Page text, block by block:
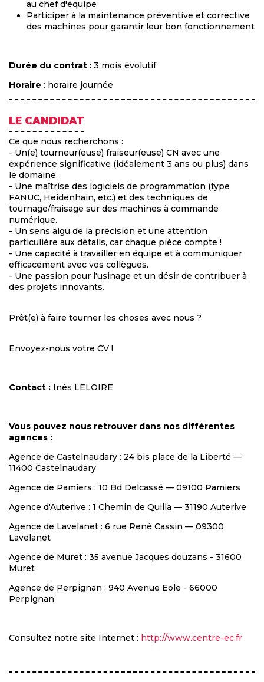
au chef d'équipe
Participer à la maintenance préventive et corrective
des machines pour garantir leur bon fonctionnement
Durée du contrat : 3 mois évolutif
Horaire : horaire journée
LE CANDIDAT
Ce que nous recherchons :
- Un(e) tourneur(euse) fraiseur(euse) CN avec une
expérience significative (idéalement 3 ans ou plus) dans
le domaine.
- Une maîtrise des logiciels de programmation (type
FANUC, Heidenhain, etc.) et des techniques de
tournage/fraisage sur des machines à commande
numérique.
- Un sens aigu de la précision et une attention
particulière aux détails, car chaque pièce compte !
- Une capacité à travailler en équipe et à communiquer
efficacement avec vos collègues.
- Une passion pour l'usinage et un désir de contribuer à
des projets innovants.
Prêt(e) à faire tourner les choses avec nous ?
Envoyez-nous votre CV !
Contact : Inès LELOIRE
Vous pouvez nous retrouver dans nos différentes
agences :
Agence de Castelnaudary : 24 bis place de la Liberté —
11400 Castelnaudary
Agence de Pamiers : 10 Bd Delcassé — 09100 Pamiers
Agence d'Auterive : 1 Chemin de Quilla — 31190 Auterive
Agence de Lavelanet : 6 rue René Cassin — 09300
Lavelanet
Agence de Muret : 35 avenue Jacques douzans - 31600
Muret
Agence de Perpignan : 940 Avenue Eole - 66000
Perpignan
Consultez notre site Internet : http://www.centre-ec.fr